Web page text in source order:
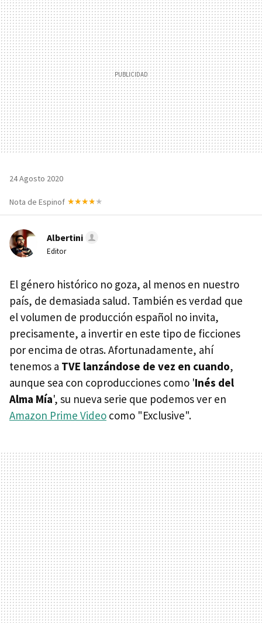
MAIL
24 Agosto 2020
Nota de Espinof
Albertini
Editor
El género histórico no goza, al menos en nuestro
país, de demasiada salud. También es verdad que
el volumen de producción español no invita,
precisamente, a invertir en este tipo de ficciones
por encima de otras. Afortunadamente, ahí
tenemos a TVE lanzándose de vez en cuando,
aunque sea con coproducciones como 'Inés del
Alma Mía', su nueva serie que podemos ver en
Amazon Prime Video como "Exclusive".